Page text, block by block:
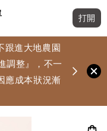
打開
跟進大地農園
調整』，不一
應成本狀況漸